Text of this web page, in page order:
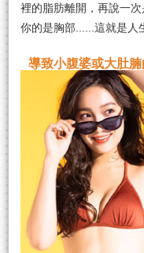
裡的脂肪離開，再說一
你的是胸部......這就是人
導致小腹婆或大肚